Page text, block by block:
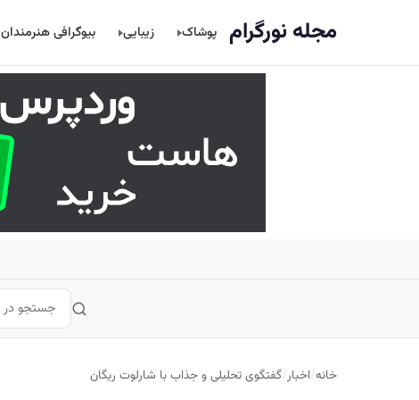
مجله نورگرام پوشاک زیبایی بیوگرافی هنرمندان
خانه/اخبار/گفتگوی تحلیلی و جذاب با شارلوت ریگان